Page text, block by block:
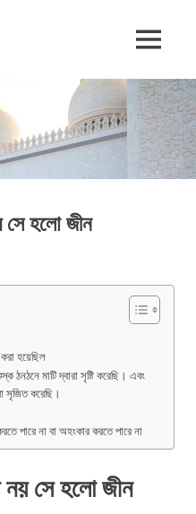
MENU
সে হলো জীন
হয়েছিল
ঠনঠনে মাটি দ্বারা সৃষ্টি করেছি। এবং
সৃজিত করেছি।
পারে না বা অহংকার করতে পারে না
নয় সে হলো জীন